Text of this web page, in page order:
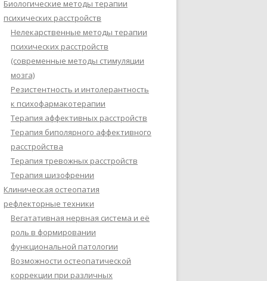
Биологические методы терапии
психических расстройств
Нелекарственные методы терапии
психических расстройств
(современные методы стимуляции
мозга)
Резистентность и интолерантность
к психофармакотерапии
Терапия аффективных расстройств
Терапия биполярного аффективного
расстройства
Терапия тревожных расстройств
Терапия шизофрении
Клиническая остеопатия
рефлекторные техники
Вегатативная нервная система и её
роль в формировании
функциональной патологии
Возможности остеопатической
коррекции при различных